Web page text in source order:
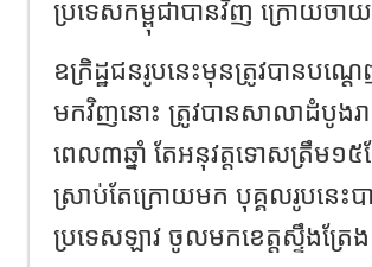
ប្រទេសកម្ពុជាបានវិញ ក្រោយ
ឧក្រិដ្ឋជនរូបនេះមុនត្រូវបានប
មកវិញនោះ ត្រូវបានសាលាដំបូងរ
ពេល៣ឆ្នាំ តែអនុវត្តទោសត្រឹម
ស្រាប់តែក្រោយមក បុគ្គលរូបនេ
ប្រទេសឡាវ ចូលមកខេត្តស្ទឹងត្រែ